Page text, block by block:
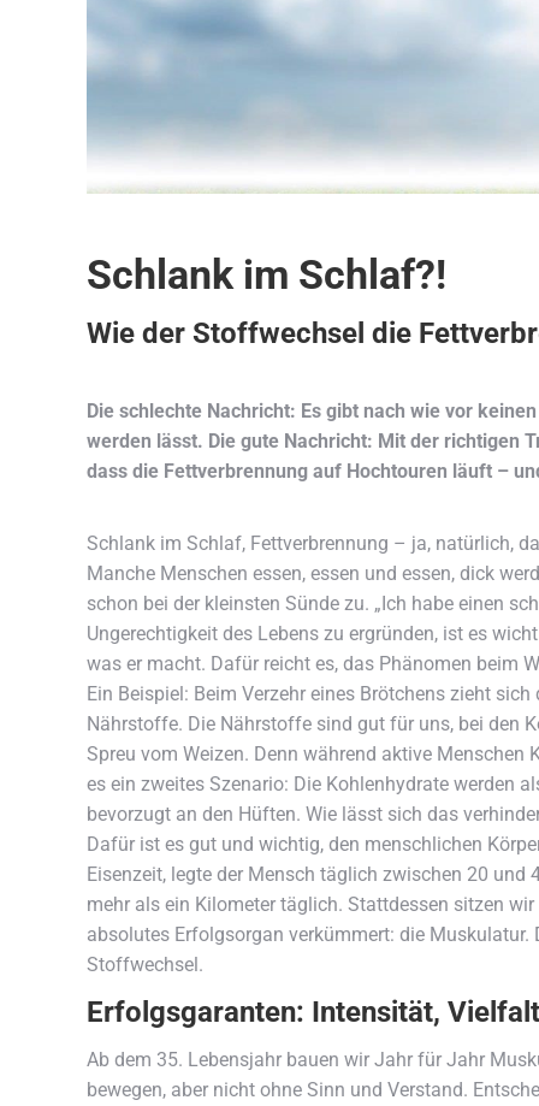
Schlank im Schlaf?!
Wie der Stoffwechsel die
Die schlechte Nachricht: Es gibt nach wie vor
werden lässt. Die gute Nachricht: Mit der richtigen
dass die Fettverbrennung auf Hochtouren läuft –
Schlank im Schlaf, Fettverbrennung – ja, natürlich,
Manche Menschen essen, essen und essen, dick
schon bei der kleinsten Sünde zu. „Ich habe einen
Ungerechtigkeit des Lebens zu ergründen, ist es
was er macht. Dafür reicht es, das Phänomen beim
Ein Beispiel: Beim Verzehr eines Brötchens zieht
Nährstoffe. Die Nährstoffe sind gut für uns, bei den
Spreu vom Weizen. Denn während aktive
es ein zweites Szenario: Die Kohlenhydrate werden
bevorzugt an den Hüften. Wie lässt sich das
Dafür ist es gut und wichtig, den menschlichen
Eisenzeit, legte der Mensch täglich zwischen 20
mehr als ein Kilometer täglich. Stattdessen sitzen
absolutes Erfolgsorgan verkümmert: die
Stoffwechsel.
Erfolgsgaranten: Intensität,
Ab dem 35. Lebensjahr bauen wir Jahr für Jahr
bewegen, aber nicht ohne Sinn und Verstand.